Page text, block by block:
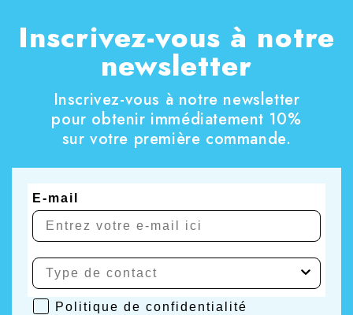
réaliser les tâches ménagères souvent remises à
plus tard.
Inscrivez-vous à notre
newsletter
Inscrivez-vous à notre newsletter
pour obtenir immédiatement 10%
sur votre première commande.
E-mail
Politique de confidentialité
Politique de confidentialité